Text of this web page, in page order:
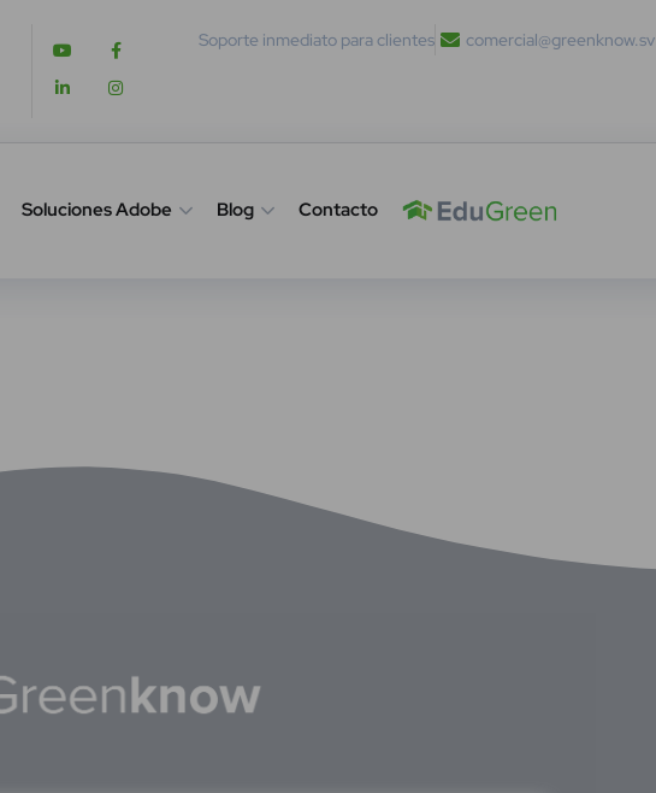
Soporte inmediato para clientes comercial@greenknow.sv
Soluciones Adobe Blog Contacto